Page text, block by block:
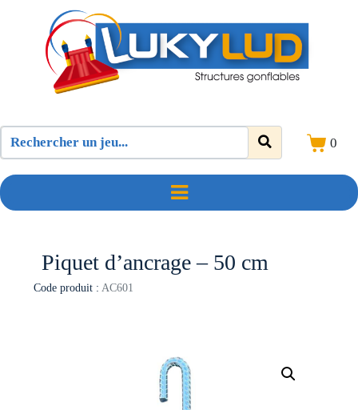
0
Piquet d’ancrage – 50 cm
Code produit : AC601